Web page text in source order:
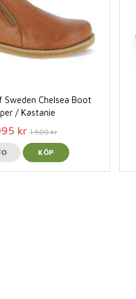
Sweden Chelsea Boot
/ Kastanie
kr 1 500 kr
KÖP